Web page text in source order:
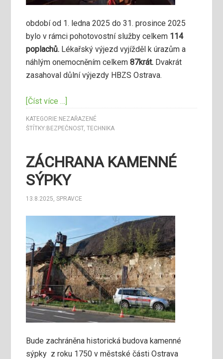
období od 1. ledna 2025 do 31. prosince 2025
bylo v rámci pohotovostní služby celkem 114
poplachů. Lékařský výjezd vyjížděl k úrazům a
náhlým onemocněním celkem87krát. Dvakrát
zasahoval důlní výjezdy HBZS Ostrava.
[Číst více …]
KATEGORIE: NEZAŘAZENÉ
ŠTÍTKY: BEZPEČNOST,TECHNIKA
ZÁCHRANA KAMENNÉ
SÝPKY
13.8.2025,SPRAVCE
Bude zachráněna historická budova kamenné
sýpky z roku 1750 v městské části Ostrava